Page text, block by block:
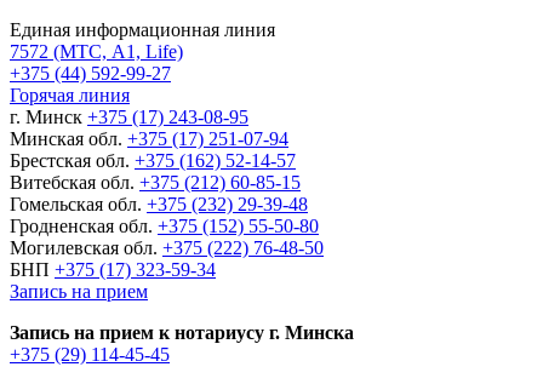
Единая информационная линия
7572 (МТС, A1, Life)
+375 (44) 592-99-27
Горячая линия
г. Минск +375 (17) 243-08-95
Минская обл. +375 (17) 251-07-94
Брестская обл. +375 (162) 52-14-57
Витебская обл. +375 (212) 60-85-15
Гомельская обл. +375 (232) 29-39-48
Гродненская обл. +375 (152) 55-50-80
Могилевская обл. +375 (222) 76-48-50
БНП +375 (17) 323-59-34
Запись на прием
Запись на прием к нотариусу г. Минска
+375 (29) 114-45-45